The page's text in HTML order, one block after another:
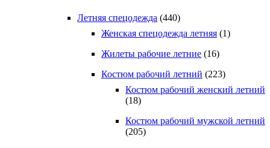
Летняя спецодежда (440)
Женская спецодежда летняя (1)
Жилеты рабочие летние (16)
Костюм рабочий летний (223)
Костюм рабочий женский летний
(18)
Костюм рабочий мужской летний
(205)